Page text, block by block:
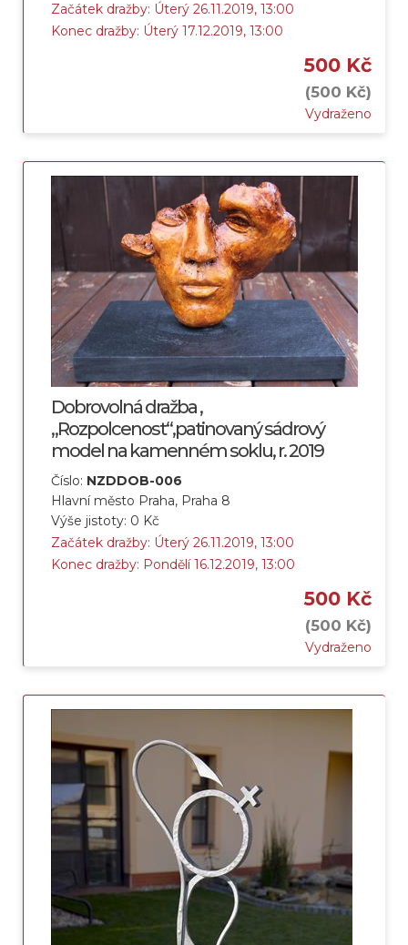
Začátek dražby: Úterý 26.11.2019, 13:00
Konec dražby: Úterý 17.12.2019, 13:00
500 Kč
(500 Kč)
Vydraženo
Dobrovolná dražba ,
„Rozpolcenost“,patinovaný sádrový
model na kamenném soklu, r. 2019
Číslo: NZDDOB-006
Hlavní město Praha, Praha 8
Výše jistoty: 0 Kč
Začátek dražby: Úterý 26.11.2019, 13:00
Konec dražby: Pondělí 16.12.2019, 13:00
500 Kč
(500 Kč)
Vydraženo